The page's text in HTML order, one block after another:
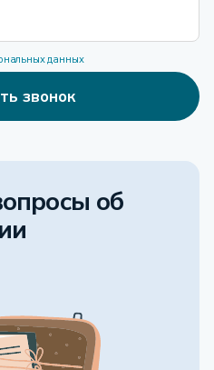
данных
звонок
об